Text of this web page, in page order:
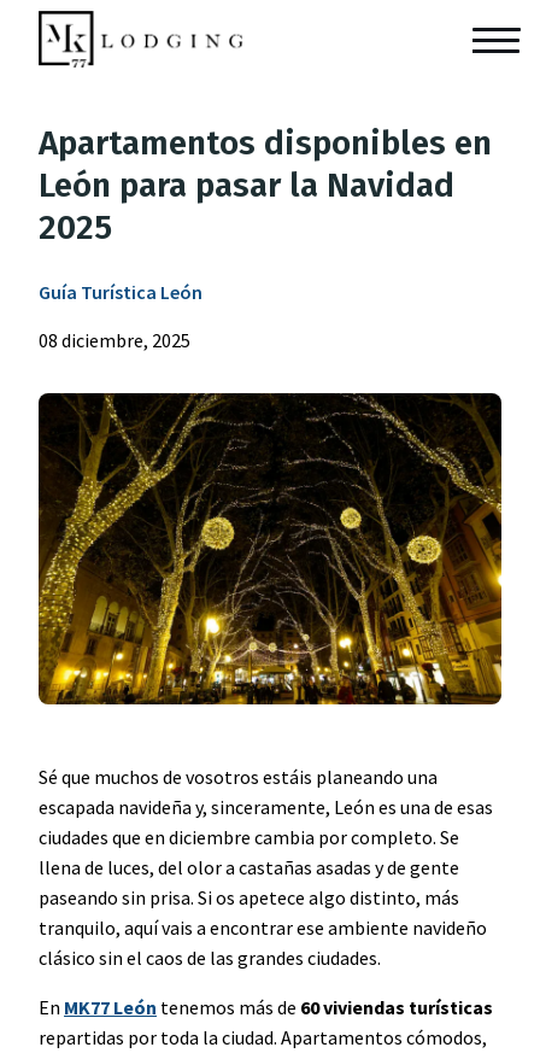
Apartamentos disponibles en
León para pasar la Navidad
2025
Guía Turística León
08 diciembre, 2025
Sé que muchos de vosotros estáis planeando una
escapada navideña y, sinceramente, León es una de esas
ciudades que en diciembre cambia por completo. Se
llena de luces, del olor a castañas asadas y de gente
paseando sin prisa. Si os apetece algo distinto, más
tranquilo, aquí vais a encontrar ese ambiente navideño
clásico sin el caos de las grandes ciudades.
En MK77 León tenemos más de 60 viviendas turísticas
repartidas por toda la ciudad. Apartamentos cómodos,